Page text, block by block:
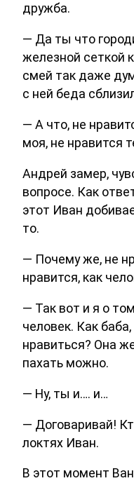
дружба.
— Да ты что
железной сеткой
смей так даже
с ней беда
— А что, не
моя, не нравится
Андрей замер,
вопросе. Как
этот Иван
то.
— Почему же, не
нравится, как
— Так вот и я о
человек. Как
нравиться? Она
пахать можно.
— Ну, ты и…. и…
— Договаривай!
локтях Иван.
В этот момент